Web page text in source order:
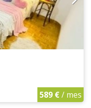
589 €/ mes